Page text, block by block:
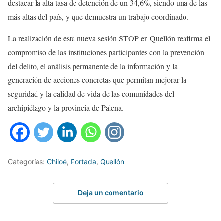
destacar la alta tasa de detención de un 34,6%, siendo una de las
más altas del país, y que demuestra un trabajo coordinado.
La realización de esta nueva sesión STOP en Quellón reafirma el
compromiso de las instituciones participantes con la prevención
del delito, el análisis permanente de la información y la
generación de acciones concretas que permitan mejorar la
seguridad y la calidad de vida de las comunidades del
archipiélago y la provincia de Palena.
Categorías: Chiloé, Portada, Quellón
Deja un comentario